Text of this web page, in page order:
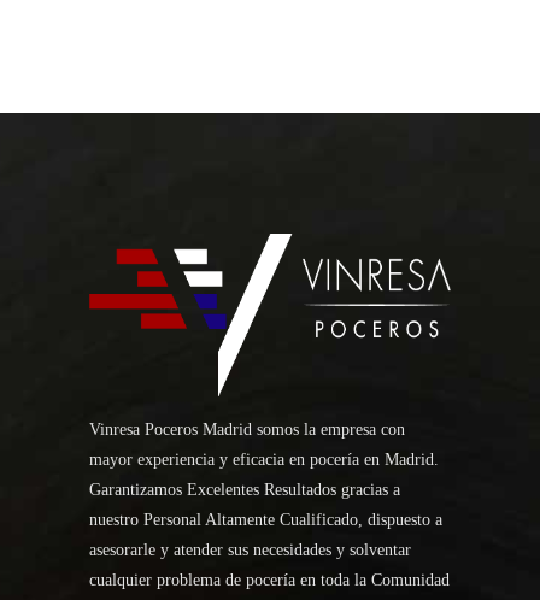
Vinresa Poceros Madrid somos la empresa con
mayor experiencia y eficacia en pocería en Madrid.
Garantizamos Excelentes Resultados gracias a
nuestro Personal Altamente Cualificado, dispuesto a
asesorarle y atender sus necesidades y solventar
cualquier problema de pocería en toda la Comunidad